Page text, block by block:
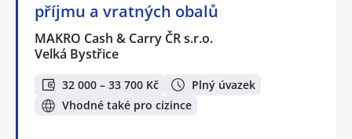
příjmu a vratných obalů
MAKRO Cash & Carry ČR s.r.o.
Velká Bystřice
32 000 – 33 700 Kč
Plný úvazek
Vhodné také pro cizince